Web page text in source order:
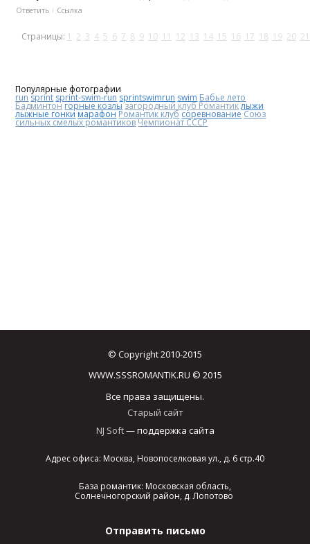
Ответить Ссылка
Страницы: 1 2 3 4 5 6 7 8 9 10 11 12 13 14 15 16 17 18 19 20 21
Популярные фотографии
run sprint sprint-swim-run sprintswimrun swim Бабье лето
Бадминтонгорные козлы загородный клуб Романтиклыжи
лыжные гонки марафонРомантик клубсоревнованиеСоюз
сильных смелых романтиковЧемпионат СССР
© Copyright 2010-2015
WWW.SSSROMANTIK.RU © 2015
Все права защищены.
Старый сайт
NJ Soft— поддержка сайта
Адрес офиса: Москва, Новопоселковая ул., д. 6 стр.40
База романтик: Московская область,
Солнечногорский район, д. Лопотово
Отправить письмо